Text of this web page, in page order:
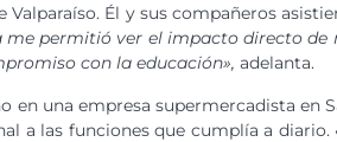
Valparaíso. Él y sus compañeros
me permitió ver el impacto directo
con la educación», adelanta.
en una empresa supermercadista
a las funciones que cumplía a diario.